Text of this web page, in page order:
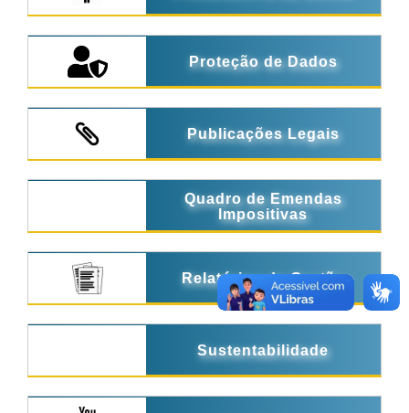
Proteção de Dados
Publicações Legais
Quadro de Emendas
Impositivas
Relatórios de Gestão
Sustentabilidade